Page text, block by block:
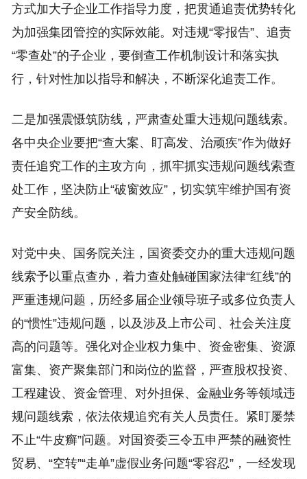
方式加大子企业工作指导力度，把贯通追责优势转化
为加强集团管控的实际效能。对违规“零报告”、追责
“零查处”的子企业，要倒查工作机制设计和落实执
行，针对性加以指导和解决，不断深化追责工作。
二是加强震慑筑防线，严肃查处重大违规问题线索。
各中央企业要把“查大案、盯高发、治顽疾”作为做好
责任追究工作的主攻方向，抓牢抓实违规问题线索查
处工作，坚决防止“破窗效应”，切实筑牢维护国有资
产安全防线。
对党中央、国务院关注，国资委交办的重大违规问题
线索予以重点查办，着力查处触碰国家法律“红线”的
严重违规问题，历经多届企业领导班子或多位负责人
的“惯性”违规问题，以及涉及上市公司、社会关注度
高的问题等。强化对企业权力集中、资金密集、资源
富集、资产聚集部门和岗位的监督，严查股权投资、
工程建设、资金管理、对外担保、金融业务等领域违
规问题线索，依法依规追究有关人员责任。紧盯屡禁
不止“牛皮癣”问题。对国资委三令五申严禁的融资性
贸易、“空转”“走单”虚假业务问题“零容忍”，一经发现